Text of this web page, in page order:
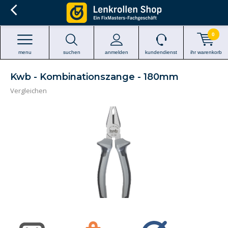
suchen anmelden
menu kundendienst ihr warenkorb
0
Kwb - Kombinationszange - 180mm
Vergleichen